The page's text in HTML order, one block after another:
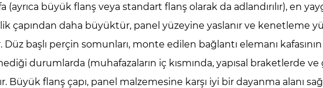
(ayrıca büyük flanş veya standart flanş olarak da adlandırılır), en
çapından daha büyüktür, panel yüzeyine yaslanır ve kenetleme
Düz başlı perçin somunları, monte edilen bağlantı elemanı
durumlarda (muhafazaların iç kısmında, yapısal braketlerde
Büyük flanş çapı, panel malzemesine karşı iyi bir dayanma alanı